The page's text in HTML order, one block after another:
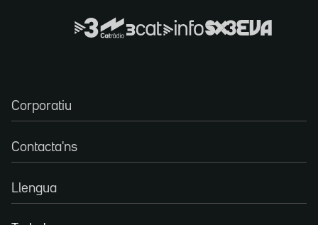
Corporatiu
Contacta'ns
Llengua